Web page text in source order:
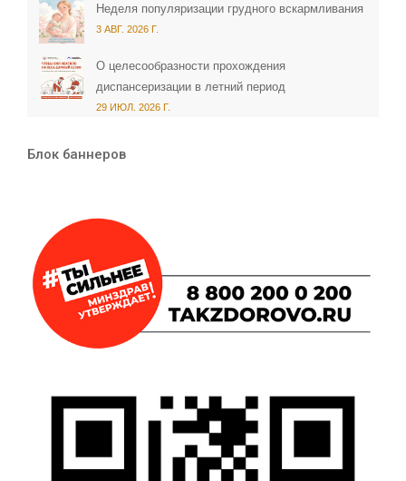
Неделя популяризации грудного вскармливания
3 АВГ. 2026 Г.
О целесообразности прохождения
диспансеризации в летний период
29 ИЮЛ. 2026 Г.
Блок баннеров